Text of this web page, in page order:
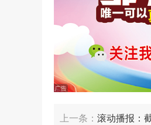
上一条： 滚动播报：